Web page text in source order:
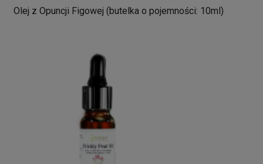
Olej z Opuncji Figowej (butelka o pojemności: 10ml)